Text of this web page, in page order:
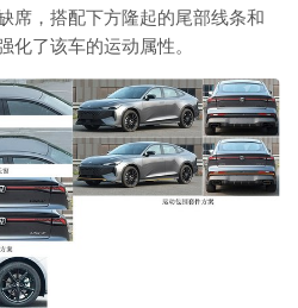
席，搭配下方隆起的尾部线条和
化了该车的运动属性。